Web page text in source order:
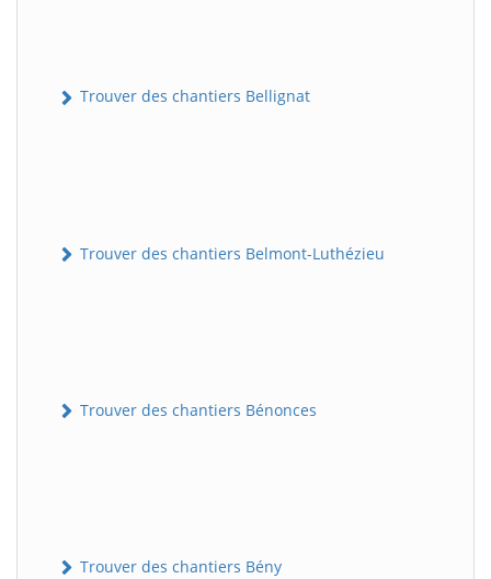
Trouver des chantiers Bellignat
Trouver des chantiers Belmont-Luthézieu
Trouver des chantiers Bénonces
Trouver des chantiers Bény